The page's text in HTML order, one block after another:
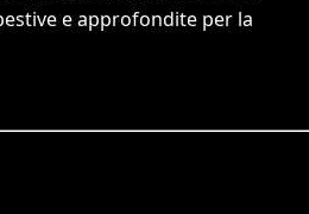
e approfondite per la